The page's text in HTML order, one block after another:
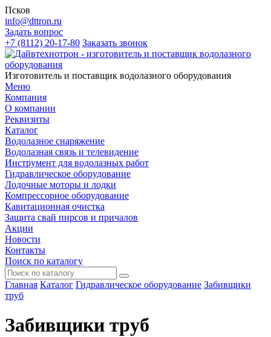
Псков
info@dttron.ru
Задать вопрос
+7 (8112) 20-17-80 Заказать звонок
Изготовитель и поставщик водолазного оборудования
Меню
Компания
О компании
Реквизиты
Каталог
Водолазное снаряжение
Водолазная связь и телевидение
Инструмент для водолазных работ
Гидравлическое оборудование
Лодочные моторы и лодки
Компрессорное оборудование
Кавитационная очистка
Защита свай пирсов и причалов
Акции
Новости
Контакты
Поиск по каталогу
Главная Каталог Гидравлическое оборудование Забивщики
труб
Забивщики труб